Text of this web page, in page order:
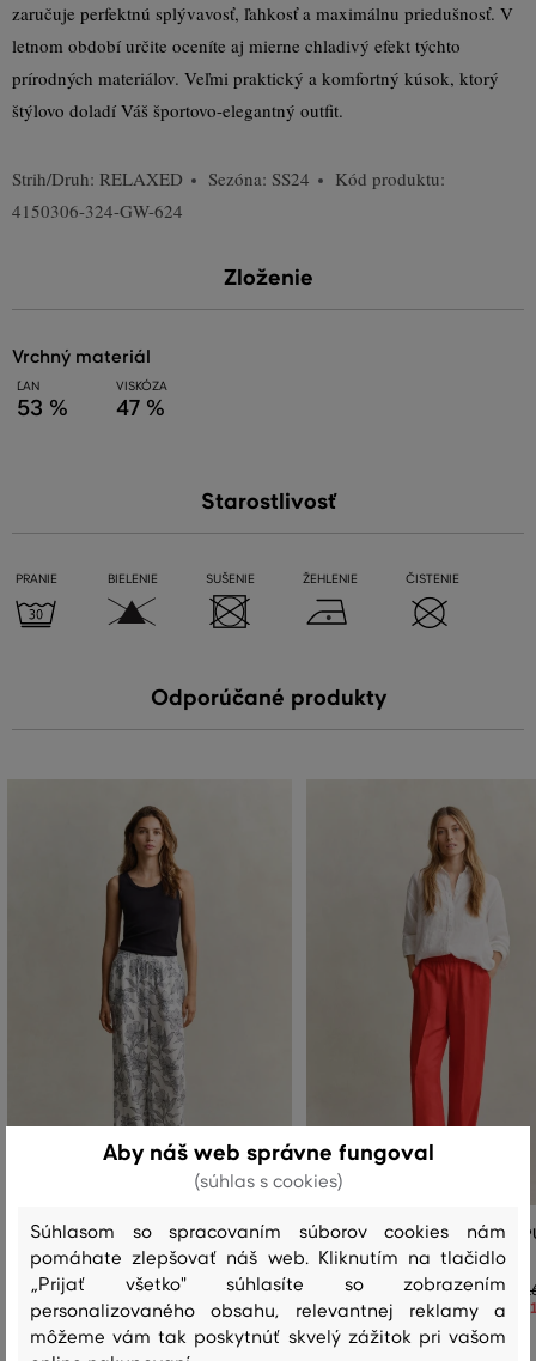
zaručuje perfektnú splývavosť, ľahkosť a maximálnu priedušnosť. V
letnom období určite oceníte aj mierne chladivý efekt týchto
prírodných materiálov. Veľmi praktický a komfortný kúsok, ktorý
štýlovo doladí Váš športovo-elegantný outfit.
Strih/Druh: RELAXED Sezóna: SS24
Kód produktu:
4150306-324-GW-624
Zloženie
vrchný materiál
ĽAN
53 %
VISKÓZA
47 %
Starostlivosť
PRANIE BIELENIE SUŠENIE ŽEHLENIE ČISTENIE
Odporúčané produkty
NOHAVICE GANT FLORAL PRINT LINEN
PULL ON PANTS
174, 90 €
122,40 €
Dostupné veľkosti:
36 , +3 ďalšie
NOHAVICE GANT LINEN BLEND
PANTS
+4
Dostupné veľkosti:
Aby náš web správne fungoval
(súhlas s cookies)
Súhlasom so spracovaním súborov cookies nám
pomáhate zlepšovať náš web. Kliknutím na tlačidlo
„Prijať všetko" súhlasíte so zobrazením
personalizovaného obsahu, relevantnej reklamy a
môžeme vám tak poskytnúť skvelý zážitok pri vašom